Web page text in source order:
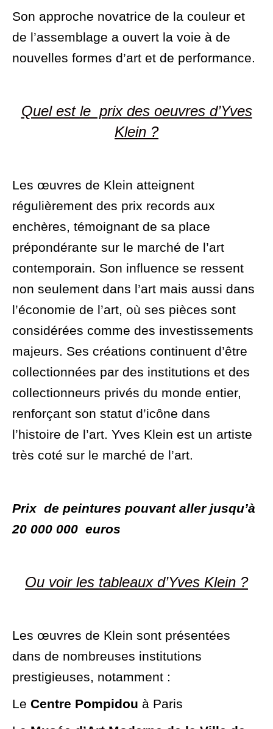
Son approche novatrice de la couleur et
de l’assemblage a ouvert la voie à de
nouvelles formes d’art et de performance.
Quel est le prix ​​des oeuvres d’Yves
Klein ?
Les œuvres de Klein atteignent
régulièrement des prix records aux
enchères, témoignant de sa place
prépondérante sur le marché de l’art
contemporain. Son influence se ressent
non seulement dans l’art mais aussi dans
l’économie de l’art, où ses pièces sont
considérées comme des investissements
majeurs. Ses créations continuent d’être
collectionnées par des institutions et des
collectionneurs privés du monde entier,
renforçant son statut d’icône dans
l’histoire de l’art. Yves Klein est un artiste
très coté sur le marché de l’art.
Prix de peintures pouvant aller jusqu’à
20 000 000 euros
Ou voir les tableaux d’Yves Klein ?
Les œuvres de Klein sont présentées
dans de nombreuses institutions
prestigieuses, notamment :
Le Centre Pompidou à Paris